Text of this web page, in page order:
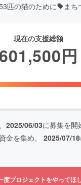
匹の猫のために ま
現在の支援総額
601,500円
2025/06/03に募集を開
金を集め、 2025/07/18
度プロジェクトをやってほ